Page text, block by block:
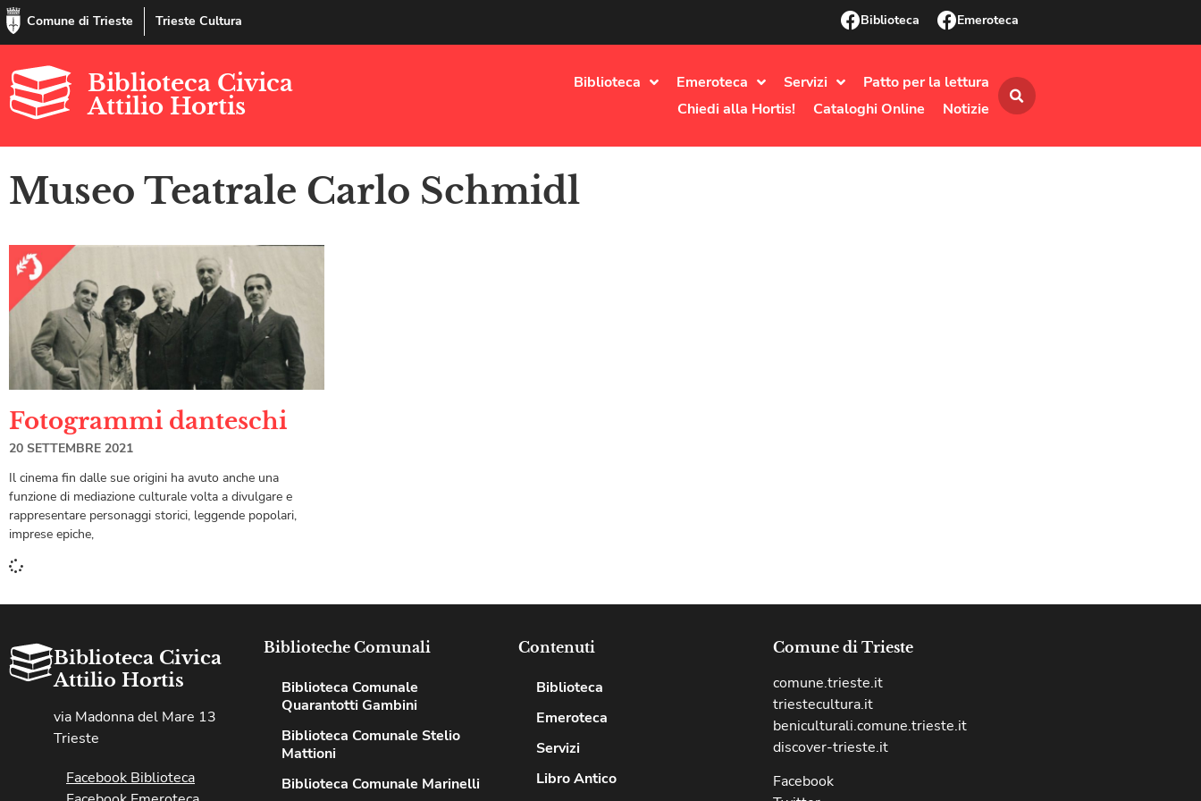
Comune di Trieste Trieste Cultura Biblioteca Emeroteca
Biblioteca Civica
Attilio Hortis
Biblioteca Emeroteca Servizi
Patto per la lettura
Chiedi alla Hortis!
Cataloghi Online Notizie
Museo Teatrale Carlo Schmidl
Fotogrammi danteschi
20 SETTEMBRE 2021
Il cinema fin dalle sue origini ha avuto anche una
funzione di mediazione culturale volta a divulgare e
rappresentare personaggi storici, leggende popolari,
imprese epiche,
Biblioteca Civica
Attilio Hortis
via Madonna del Mare 13
Trieste
Facebook Biblioteca
Biblioteche Comunali
Biblioteca Comunale
Quarantotti Gambini
Biblioteca Comunale Stelio
Mattioni
Biblioteca Comunale Marinelli
Contenuti
Biblioteca
Emeroteca
Servizi
Libro Antico
Comune di Trieste
comune.trieste.it
triestecultura.it
beniculturali.comune.trieste.it
discover-trieste.it
Facebook